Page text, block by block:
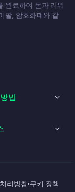
완료하여 돈과 리워
팔, 암호화폐와 같
법
리방침•쿠키 정책